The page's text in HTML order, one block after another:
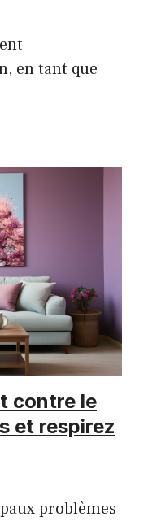
en tant que
contre le
et respirez
problèmes